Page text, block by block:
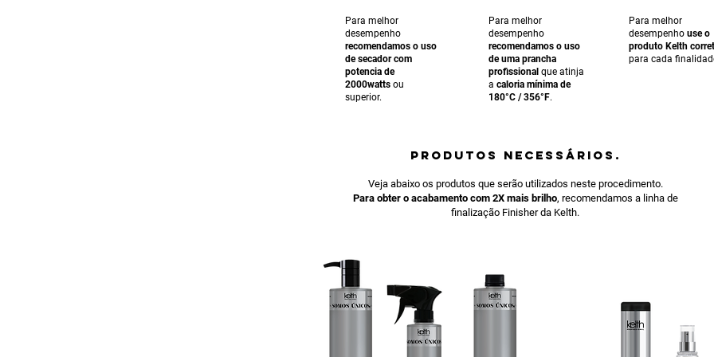
Para melhor
desempenho
recomendamos o uso
de secador com
potencia de
2000watts ou
superior.
Para melhor
desempenho
recomendamos o uso
de uma prancha
profissional que atinja
a caloria mínima de
180°C / 356°F.
Para melhor
desempenho use o
produto Kelth
para cada
PRODUTOS NECESSÁRIOS.
Veja abaixo os produtos que serão utilizados neste procedimento.
Para obter o acabamento com 2X mais brilho, recomendamos a linha de
finalização Finisher da Kelth.